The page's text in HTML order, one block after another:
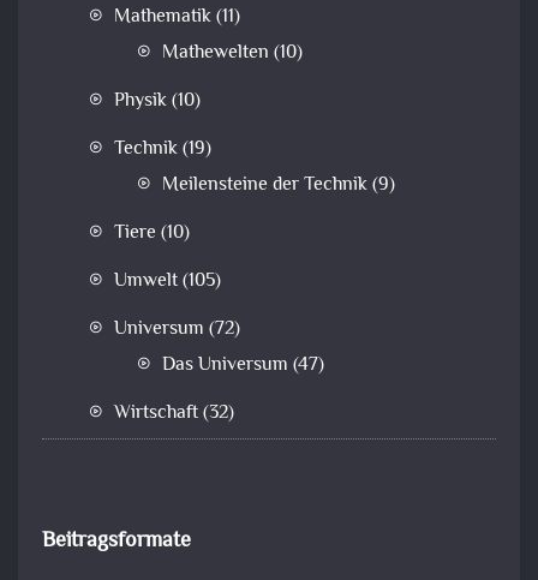
Mathematik(11)
Mathewelten (10)
Physik(10)
Technik(19)
Meilensteine der Technik(9)
Tiere (10)
Umwelt(105)
Universum (72)
Das Universum (47)
Wirtschaft(32)
Beitragsformate